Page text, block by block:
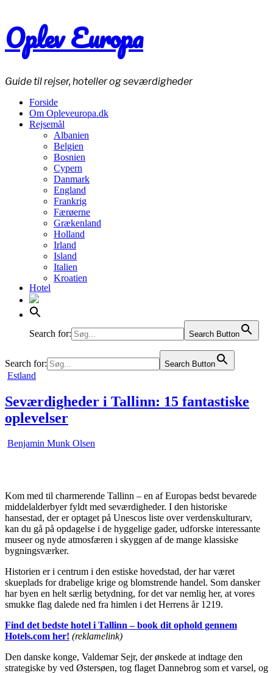
Oplev Europa
Guide til rejser, hoteller og seværdigheder
Forside
Om Opleveuropa.dk
Rejsemål
Albanien
Belgien
Bosnien
Cypern
Danmark
England
Frankrig
Færøerne
Grækenland
Holland
Irland
Island
Italien
Kroatien
Moldova
Norge
Portugal
Schweiz
Serbien
Slovakiet
Spanien
Ukraine
Ungarn
Østrig
Hotel
Search for: Search Button
Search for: Search Button
Posted
Estland
Seværdigheder i Tallinn: 15 fantastiske
oplevelser
Benjamin Munk Olsen
Kom med til charmerende Tallinn – en af Europas bedst bevarede
middelalderbyer fyldt med seværdigheder. I den historiske
hansestad, der er optaget på Unescos liste over verdenskulturarv,
kan du gå på opdagelse i de hyggelige gader, udforske interessante
museer og nyde atmosfæren i skyggen af de mange klassiske
bygningsværker.
Historien er i centrum i den estiske hovedstad, der har været
skueplads for drabelige krige og blomstrende handel. Som dansker
har byen en helt særlig betydning, for det var nemlig her, at vores
smukke flag dalede ned fra himlen i det Herrens år 1219.
Find det bedste hotel i Tallinn – book dit ophold gennem
Hotels.com her! (reklamelink)
Den danske konge, Valdemar Sejr, der ønskede at indtage den
strategiske by ved Østersøen, tog flaget Dannebrog som et varsel, og